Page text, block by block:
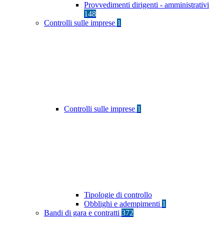
Provvedimenti dirigenti - amministrativi
148
Controlli sulle imprese 1
Controlli sulle imprese 1
Tipologie di controllo
Obblighi e adempimenti 1
Bandi di gara e contratti 372